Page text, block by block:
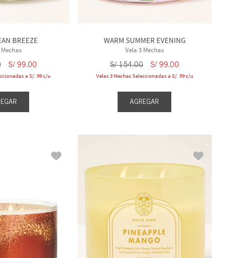
BREEZE
S/ 99.00
a S/. 99 c/u
WARM SUMMER EVENING
Vela 3 Mechas
S/ 154.00 S/ 99.00
Velas 3 Mechas Seleccionadas a S/. 99 c/u
AGREGAR